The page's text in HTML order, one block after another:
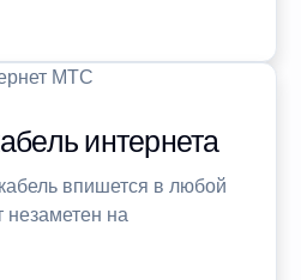
интернета
впишется в любой
незаметен на